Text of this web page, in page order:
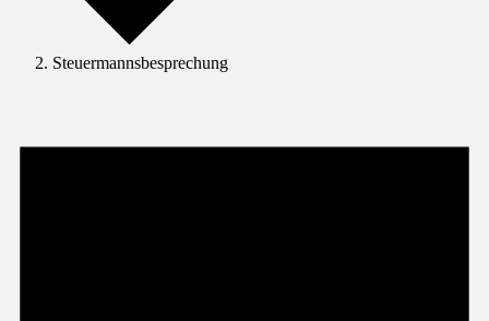
Steuermannsbesprechung